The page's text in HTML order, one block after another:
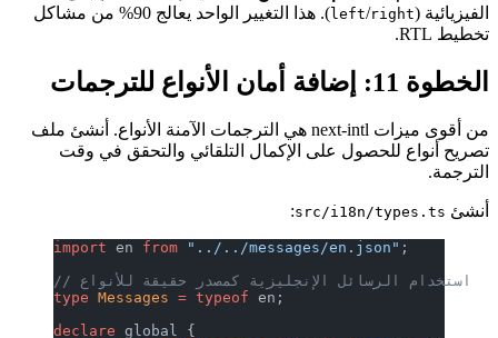
الفيزيائية (
left/right
). هذا التغيير الواحد يعالج 90% من مشاكل
تخطيط RTL.
الخطوة 11: إضافة أمان الأنواع للترجمات
من أقوى ميزات next-intl هي الترجمات الآمنة الأنواع. أنشئ ملف
تصريح أنواع للحصول على الإكمال التلقائي والتحقق في وقت
الترجمة.
أنشئsrc/i18n/types.ts
:
import en from "../../messages/en.json"
// استخدام الرسائل الإنجليزية كمصدر حقيقة للأنواع
type Messages = typeof en;
declare global {